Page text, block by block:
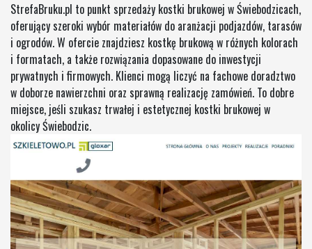
StrefaBruku.pl to punkt sprzedaży kostki brukowej w Świebodzicach,
oferujący szeroki wybór materiałów do aranżacji podjazdów, tarasów
i ogrodów. W ofercie znajdziesz kostkę brukową w różnych kolorach
i formatach, a także rozwiązania dopasowane do inwestycji
prywatnych i firmowych. Klienci mogą liczyć na fachowe doradztwo
w doborze nawierzchni oraz sprawną realizację zamówień. To dobre
miejsce, jeśli szukasz trwałej i estetycznej kostki brukowej w
okolicy Świebodzic.